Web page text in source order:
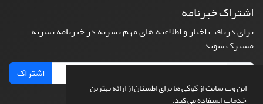
این وب سایت از کوکی ها برای اطمینان از ارائه بهترین
خدمات استفاده می کند.
اشتراک خبرنامه
برای دریافت اخبار و اطلاعیه های مهم نشریه در خبرنامه نشریه
مشترک شوید.
اشتراک